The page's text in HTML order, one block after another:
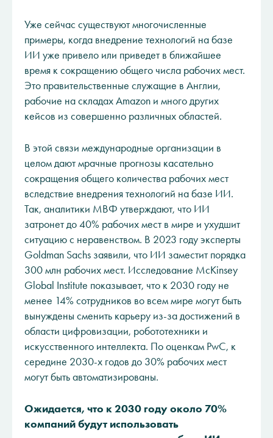
Уже сейчас существуют многочисленные
примеры, когда внедрение технологий на базе
ИИ уже привело или приведет в ближайшее
время к сокращению общего числа рабочих мест.
Это правительственные служащие в Англии,
рабочие на складах Amazon и много других
кейсов из совершенно различных областей.
В этой связи международные организации в
целом дают мрачные прогнозы касательно
сокращения общего количества рабочих мест
вследствие внедрения технологий на базе ИИ.
Так, аналитики МВФ утверждают, что ИИ
затронет до 40% рабочих мест в мире и ухудшит
ситуацию с неравенством. В 2023 году эксперты
Goldman Sachs заявили, что ИИ заместит порядка
300 млн рабочих мест. Исследование McKinsey
Global Institute показывает, что к 2030 году не
менее 14% сотрудников во всем мире могут быть
вынуждены сменить карьеру из-за достижений в
области цифровизации, робототехники и
искусственного интеллекта. По оценкам PwC, к
середине 2030-х годов до 30% рабочих мест
могут быть автоматизированы.
Ожидается, что к 2030 году около 70%
компаний будут использовать